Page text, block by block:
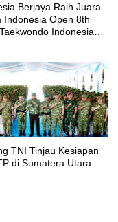
Berjaya Raih Juara
Indonesia Open 8th
Indonesia
TNI Tinjau Kesiapan
di Sumatera Utara